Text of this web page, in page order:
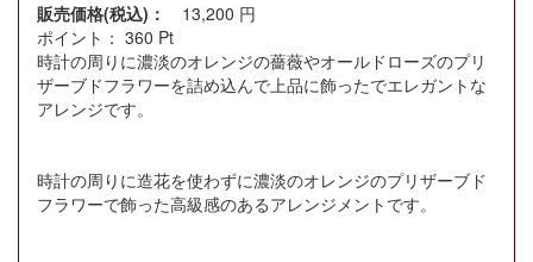
販売価格(税込)： 13,200 円
ポイント： 360 Pt
時計の周りに濃淡のオレンジの薔薇やオールドローズのプリ
ザーブドフラワーを詰め込んで上品に飾ったでエレガントな
アレンジです。
時計の周りに造花を使わずに濃淡のオレンジのプリザーブド
フラワーで飾った高級感のあるアレンジメントです。